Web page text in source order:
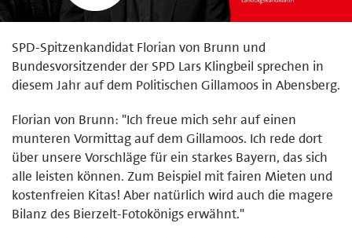
SPD-Spitzenkandidat Florian von Brunn und
Bundesvorsitzender der SPD Lars Klingbeil sprechen in
diesem Jahr auf dem Politischen Gillamoos in Abensberg.
Florian von Brunn: "Ich freue mich sehr auf einen
munteren Vormittag auf dem Gillamoos. Ich rede dort
über unsere Vorschläge für ein starkes Bayern, das sich
alle leisten können. Zum Beispiel mit fairen Mieten und
kostenfreien Kitas! Aber natürlich wird auch die magere
Bilanz des Bierzelt-Fotokönigs erwähnt."